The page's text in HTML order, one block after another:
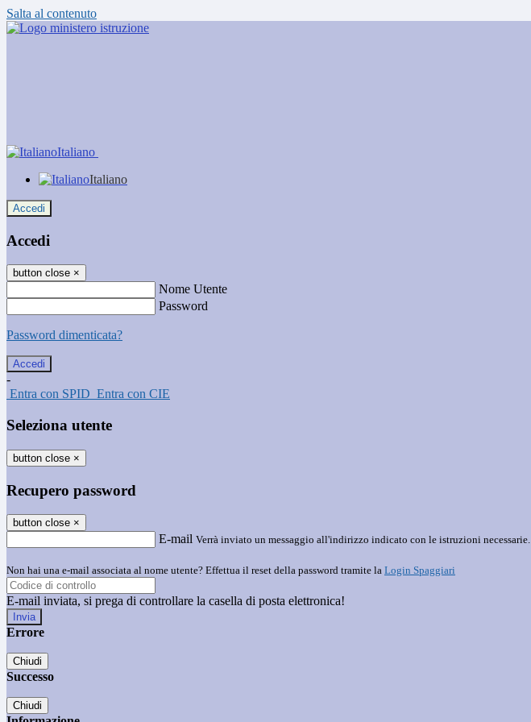
Salta al contenuto
Italiano
Italiano
Accedi
Accedi
button close ×
Nome Utente
Password
Password dimenticata?
-
Entra con SPID Entra con CIE
Seleziona utente
button close ×
Recupero password
button close ×
E-mail Verrà inviato un messaggio all'indirizzo indicato con le istruzioni necessarie.
Non hai una e-mail associata al nome utente? Effettua il reset della password tramite la Login Spaggiari
E-mail inviata, si prega di controllare la casella di posta elettronica!
Errore
Chiudi
Successo
Chiudi